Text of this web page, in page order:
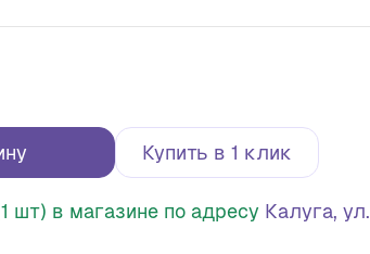
Купить в 1 клик
шт) в магазине по адресу Калуга, ул.